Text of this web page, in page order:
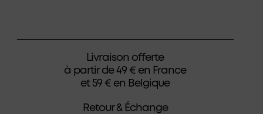
Livraison offerte
à partir de 49 € en France
et 59 € en Belgique
Retour & Échange